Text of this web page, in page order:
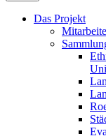
Das Projekt